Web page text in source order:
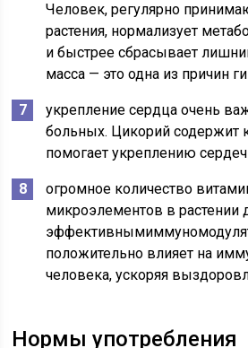
Человек, регулярно
растения, нормализует
и быстрее сбрасывает
масса — это одна из причин
укрепление сердца очень
больных. Цикорий содержит
помогает укреплению
огромное количество
микроэлементов в растении
положительно влияет на
человека, ускоряя
Нормы употребления